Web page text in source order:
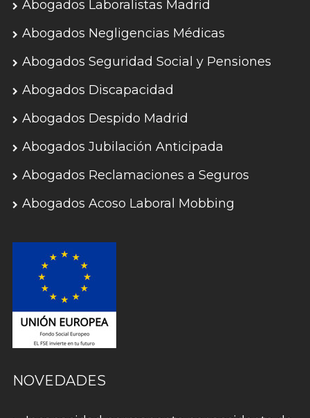
Abogados Laboralistas Madrid
Abogados Negligencias Médicas
Abogados Seguridad Social y Pensiones
Abogados Discapacidad
Abogados Despido Madrid
Abogados Jubilación Anticipada
Abogados Reclamaciones a Seguros
Abogados Acoso Laboral Mobbing
NOVEDADES